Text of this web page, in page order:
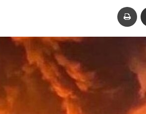
مشاركة عبر البريد